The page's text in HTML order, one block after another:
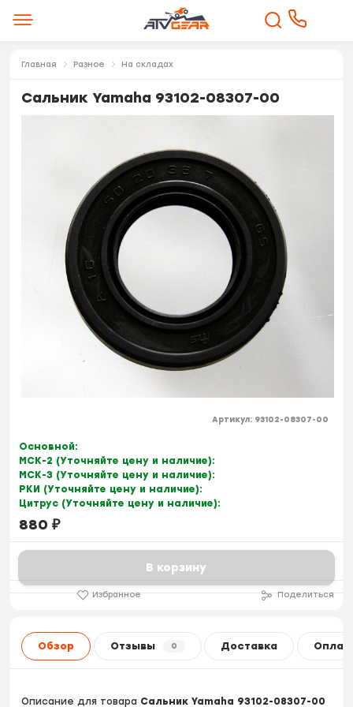
Главная Разное На складах
Сальник Yamaha 93102-08307-00
Артикул: 93102-08307-00
Основной:
МСК-2 (Уточняйте цену и наличие):
МСК-3 (Уточняйте цену и наличие):
РКИ (Уточняйте цену и наличие):
Цитрус (Уточняйте цену и наличие):
880 ₽
В корзину
Избранное Поделиться
Обзор Отзывы 0 Доставка
Описание для товара Сальник Yamaha 93102-08307-00